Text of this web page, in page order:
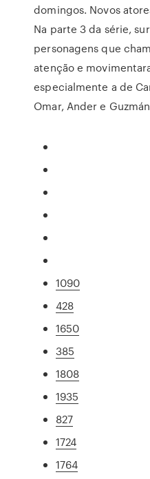
domingos. Novos
Na parte 3 da série,
personagens que
atenção e
especialmente a de
Omar, Ander e
1090
428
1650
385
1808
1935
827
1724
1764